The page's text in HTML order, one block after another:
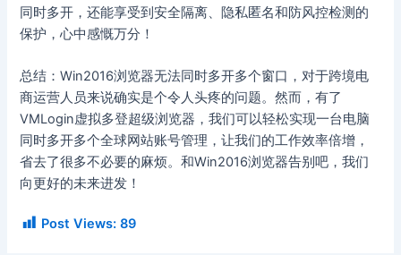
同时多开，还能享受到安全隔离、隐私匿名和防风控检测的
保护，心中感慨万分！
总结：Win2016浏览器无法同时多开多个窗口，对于跨境电
商运营人员来说确实是个令人头疼的问题。然而，有了
VMLogin虚拟多登超级浏览器，我们可以轻松实现一台电脑
同时多开多个全球网站账号管理，让我们的工作效率倍增，
省去了很多不必要的麻烦。和Win2016浏览器告别吧，我们
向更好的未来进发！
Post Views: 89